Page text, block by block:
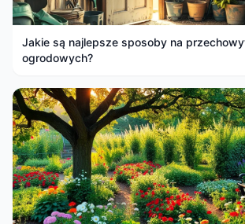
Jakie są najlepsze sposoby na
ogrodowych?